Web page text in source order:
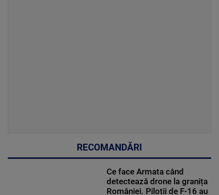
RECOMANDĂRI
Ce face Armata când
detectează drone la granița
României. Piloții de F-16 au